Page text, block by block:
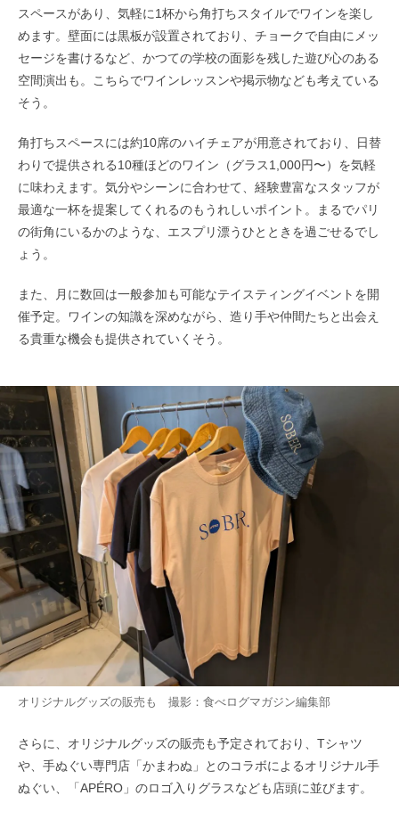
スペースがあり、気軽に1杯から角打ちスタイルでワインを楽し
めます。壁面には黒板が設置されており、チョークで自由にメッ
セージを書けるなど、かつての学校の面影を残した遊び心のある
空間演出も。こちらでワインレッスンや掲示物なども考えている
そう。
角打ちスペースには約10席のハイチェアが用意されており、日替
わりで提供される10種ほどのワイン（グラス1,000円〜）を気軽
に味わえます。気分やシーンに合わせて、経験豊富なスタッフが
最適な一杯を提案してくれるのもうれしいポイント。まるでパリ
の街角にいるかのような、エスプリ漂うひとときを過ごせるでし
ょう。
また、月に数回は一般参加も可能なテイスティングイベントを開
催予定。ワインの知識を深めながら、造り手や仲間たちと出会え
る貴重な機会も提供されていくそう。
オリジナルグッズの販売も 撮影：食べログマガジン編集部
さらに、オリジナルグッズの販売も予定されており、Tシャツ
や、手ぬぐい専門店「かまわぬ」とのコラボによるオリジナル手
ぬぐい、「APÉRO」のロゴ入りグラスなども店頭に並びます。